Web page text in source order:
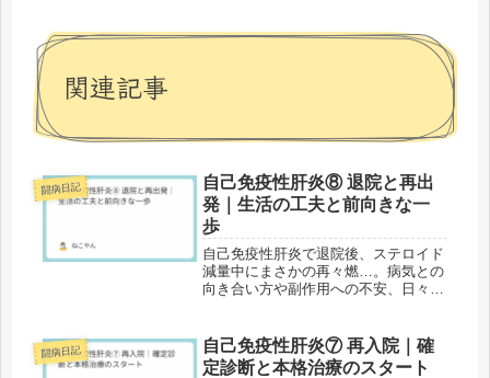
関連記事
闘病日記
自己免疫性肝炎⑧ 退院と再出
発｜生活の工夫と前向きな一
歩
自己免疫性肝炎で退院後、ステロイド
減量中にまさかの再々燃…。病気との
向き合い方や副作用への不安、日々の
闘病日記
自己免疫性肝炎⑦ 再入院｜確
定診断と本格治療のスタート